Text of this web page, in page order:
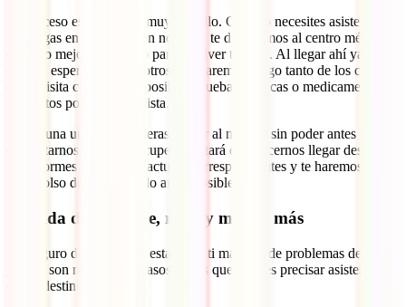
El proceso es realmente muy sencillo. Cuando necesites asistencia y
te pongas en contacto con nosotros te dirigiremos al centro médico
cercano mejor preparado para resolver tu caso. Al llegar ahí ya te
estarán esperando y nosotros nos haremos cargo tanto de los costes
de tu visita como de las posibles pruebas médicas o medicamentos
prescritos por el especialista.
Si por una urgencia debieras acudir al médico sin poder antes
contactarnos, no te preocupes. Bastará con hacernos llegar después
los informes médicos y facturas correspondientes y te haremos el
reembolso de los gastos lo antes posible.
Pérdida de equipaje, robo y mucho más
Un seguro de viaje debe estar para ti más allá de problemas de salud,
ya que son muchos los casos en los que puedes precisar asistencia
en un destino como este.